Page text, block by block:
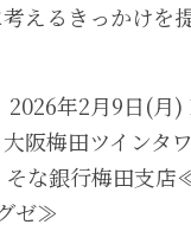
えるきっかけを
2026年2月9日(月
大阪梅田ツインタ
そな銀行梅田支店
ゼ≫